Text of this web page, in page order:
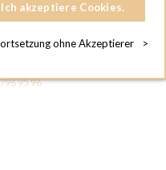
95 96
Ich akzeptiere Cookies.
ohne Akzeptierer >